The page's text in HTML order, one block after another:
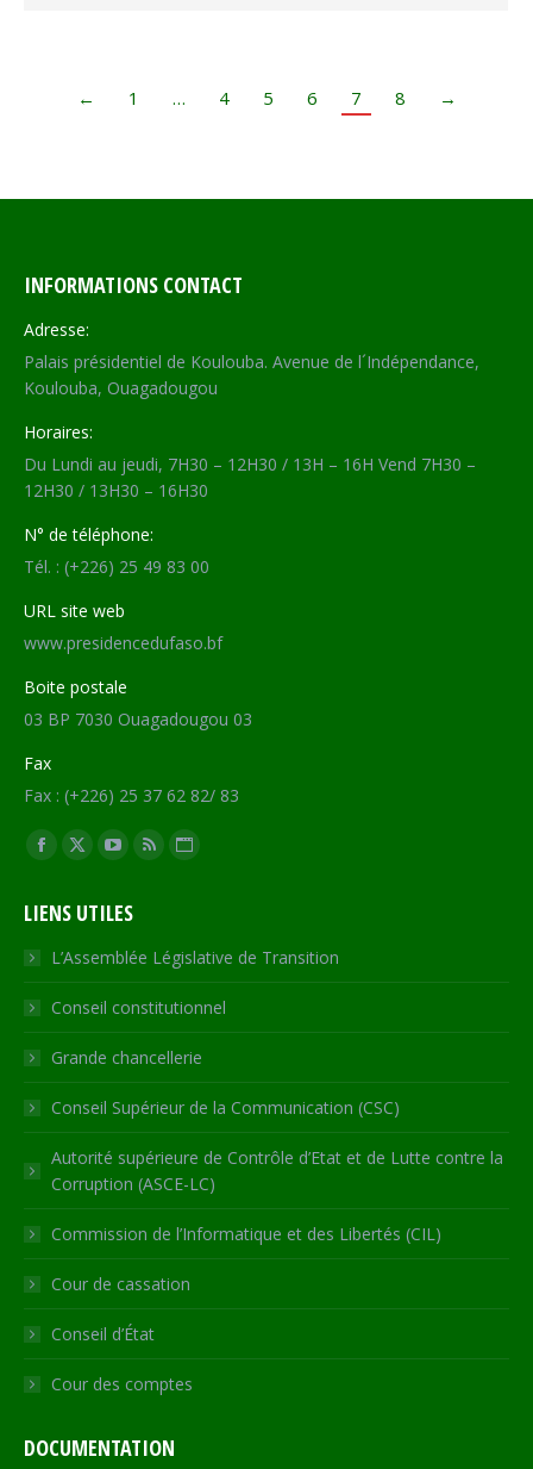
← 1 … 4 5 6 7 8 →
INFORMATIONS CONTACT
Adresse:
Palais présidentiel de Koulouba. Avenue de l´Indépendance,
Koulouba, Ouagadougou
Horaires:
Du Lundi au jeudi, 7H30 – 12H30 / 13H – 16H Vend 7H30 –
12H30 / 13H30 – 16H30
N° de téléphone:
Tél. : (+226) 25 49 83 00
URL site web
www.presidencedufaso.bf
Boite postale
03 BP 7030 Ouagadougou 03
Fax
Fax : (+226) 25 37 62 82/ 83
Trouvez nous sur :
Facebook
opens
in
new
window
X
opens
in
new
window
YouTube
opens
in
new
window
RSS
in
new
window
Site
opens
in
new
LIENS UTILES
L’Assemblée Législative de Transition
Conseil constitutionnel
Grande chancellerie
Conseil Supérieur de la Communication (CSC)
Autorité supérieure de Contrôle d’Etat et de Lutte contre la
Corruption (ASCE-LC)
Commission de l’Informatique et des Libertés (CIL)
Cour de cassation
Conseil d’État
Cour des comptes
DOCUMENTATION